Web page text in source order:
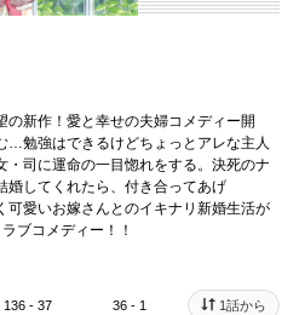
の新作！愛と幸せの夫婦コメディー開
…勉強はできるけどちょっとアレな主人
司に運命の一目惚れをする。決死のナ
婚してくれたら、付き合ってあげ
可愛いお嫁さんとのイキナリ新婚生活が
ブコメディー！！
136 - 37 36 - 1 1話から